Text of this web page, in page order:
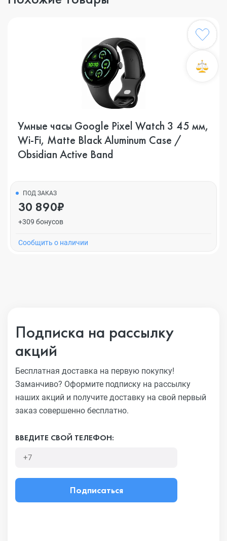
Умные часы Google Pixel Watch 3 45 мм,
Wi-Fi, Matte Black Aluminum Case /
Obsidian Active Band
ПОД ЗАКАЗ
30 890₽
+309 бонусов
Cообщить о наличии
Подписка на рассылку
акций
Бесплатная доставка на первую покупку!
Заманчиво? Оформите подписку на рассылку
наших акций и получите доставку на свой первый
заказ совершенно бесплатно.
ВВЕДИТЕ СВОЙ ТЕЛЕФОН:
Подписаться